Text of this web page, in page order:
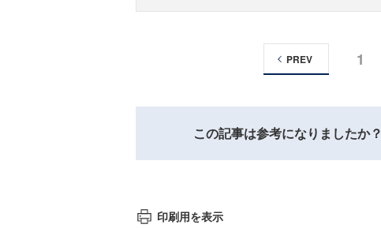
1
PREV
この記事は参考になりましたか？
印刷用を表示